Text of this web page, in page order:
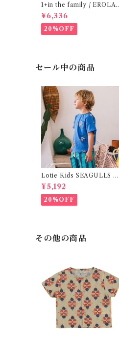
1+in the family / EROLA (
24m )
¥6,336
20%OFF
セール中の商品
Lotie Kids SEAGULLS Te
e (12m- 8Y)
¥5,192
20%OFF
その他の商品